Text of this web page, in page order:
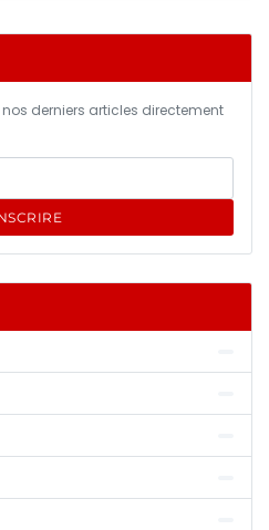
derniers articles directement